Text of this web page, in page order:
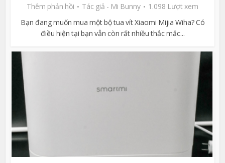
Thêm phản hồi Tác giả - Mi Bunny
1.098 Lượt xem
Bạn đang muốn mua một bộ tua vít Xiaomi Mijia Wiha? Có
điều hiện tại bạn vẫn còn rất nhiều thắc mắc...